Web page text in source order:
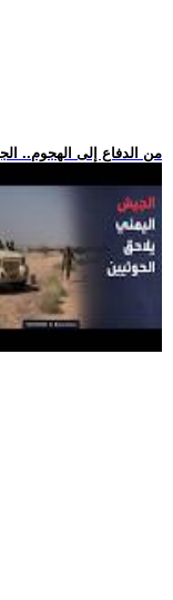
.. من الدفاع إلى الهجوم..